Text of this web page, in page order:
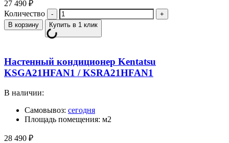
27 490 ₽
Количество
В корзину Купить в 1 клик
Настенный кондиционер Kentatsu
KSGA21HFAN1 / KSRA21HFAN1
В наличии:
Самовывоз: сегодня
Площадь помещения: м2
28 490 ₽